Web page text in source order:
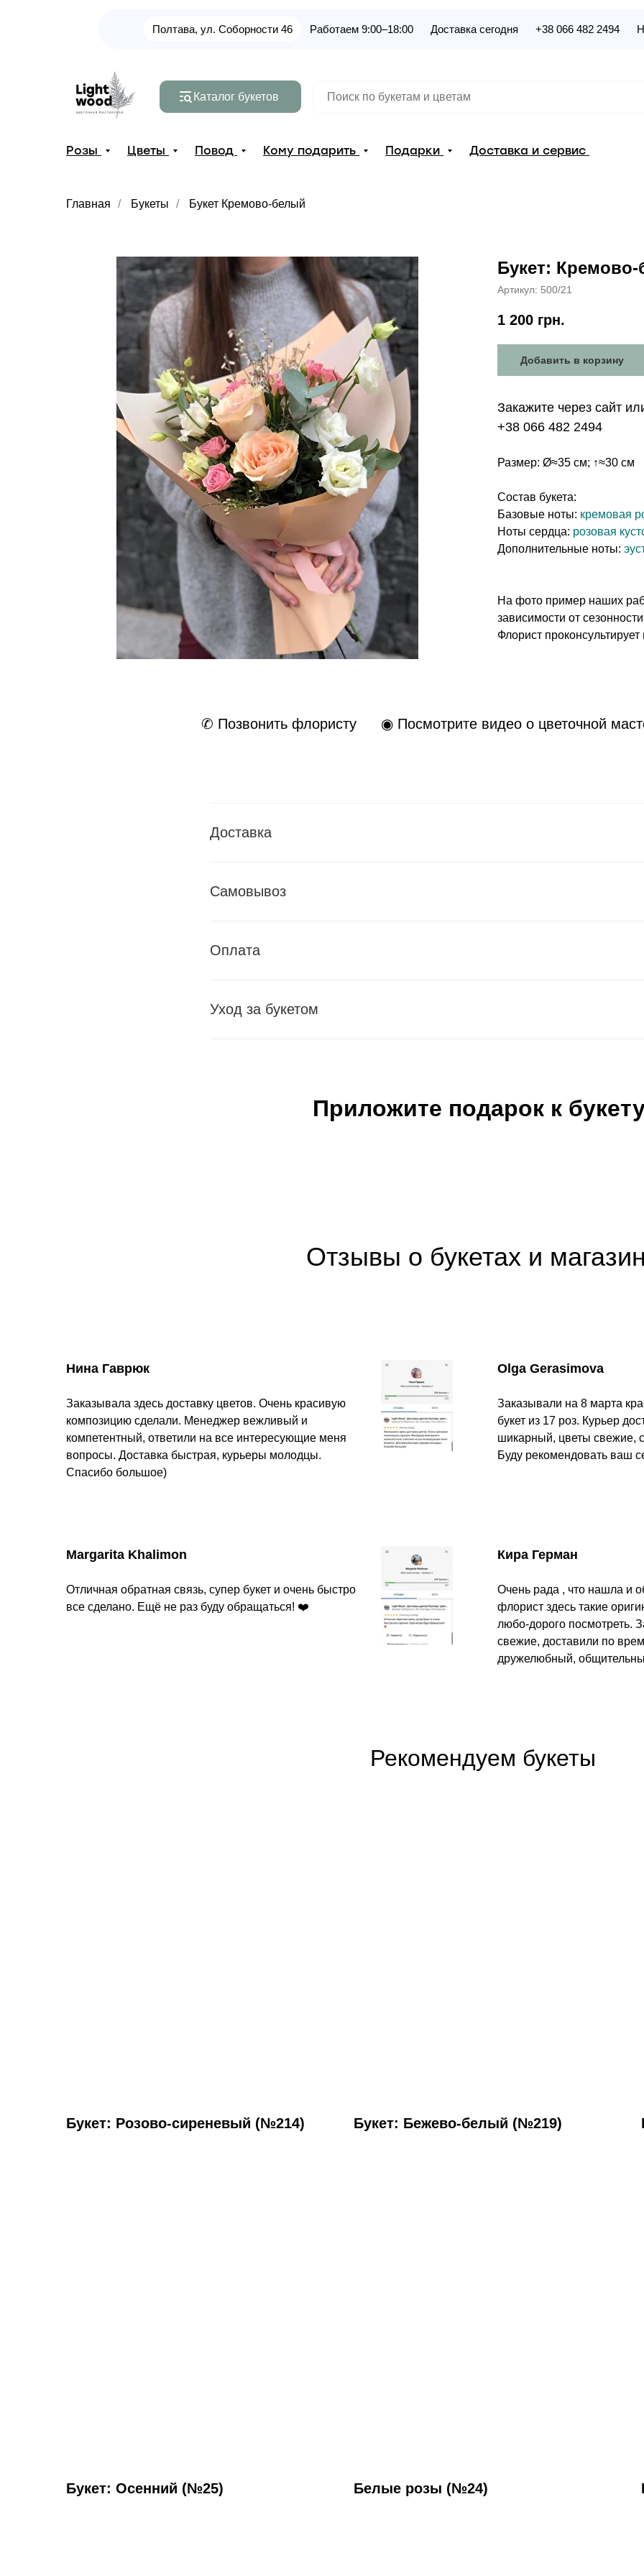
Полтава, ул. Соборности 46 Работаем 9:00–18:00 Доставка сегодня +38 066 482 2494
Каталог букетов
Розы Цветы Повод Кому подарить Подарки Доставка и сервис
Главная / Букеты / Букет Кремово-белый
Букет:
Артикул: 500/21
1 200 грн.
Добавить в корзину
Закажите через сайт
+38 066 482 2494
Размер: Ø≈35 см; ↑≈30 см
Состав букета:
Базовые ноты: кремовая
Ноты сердца: розовая
Дополнительные ноты:
На фото пример наших
зависимости от
Флорист
✆ Позвонить флористу ◉ Посмотрите видео о цветочной
Доставка
Самовывоз
Оплата
Уход за букетом
Приложите подарок к
Отзывы о букетах и
Нина Гаврюк
Заказывала здесь доставку цветов. Очень красивую
композицию сделали. Менеджер вежливый и
компетентный, ответили на все интересующие меня
вопросы. Доставка быстрая, курьеры молодцы.
Спасибо большое)
Olga Gerasimova
Заказывали на 8 марта
букет из 17 роз. Курьер
шикарный, цветы свежие,
Буду рекомендовать ваш
Margarita Khalimon
Отличная обратная связь, супер букет и очень быстро
все сделано. Ещё не раз буду обращаться! ❤️
Кира Герман
Очень рада , что нашла и
флорист здесь такие
любо-дорого посмотреть.
свежие, доставили по
дружелюбный,
Рекомендуем букеты
Букет: Розово-сиреневый (№214) Букет: Бежево-белый (№219)
Букет: Осенний (№25) Белые розы (№24)